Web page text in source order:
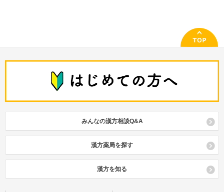
牛車腎気丸（ｺﾞｼｬｼﾞﾝｷｶﾞﾝ）
呉茱萸湯（ｺﾞｼｭﾕﾄｳ）
小柴胡湯（ｼｮｳｻｲｺﾄｳ）
小青竜湯（ｼｮｳｾｲﾘｭｳﾄｳ）
参蘇飲（ｼﾞﾝｿｲﾝ）
清上防風湯（ｾｲｼﾞｮｳﾎﾞｳﾌｳﾄｳ）
清暑益気湯（ｾｲｼｮｴｯｷﾄｳ）
補中益気湯（ﾎﾁｭｳｴｯｷﾄｳ）
みんなの漢方相談Q&A
漢方薬局を探す
漢方を知る